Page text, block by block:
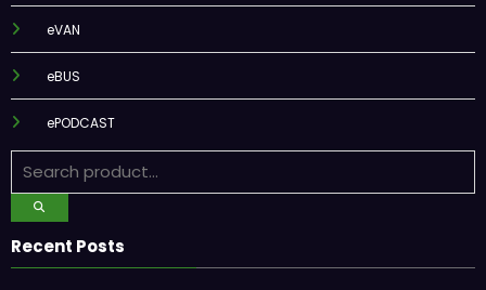
eVAN
eBUS
ePODCAST
Recent Posts